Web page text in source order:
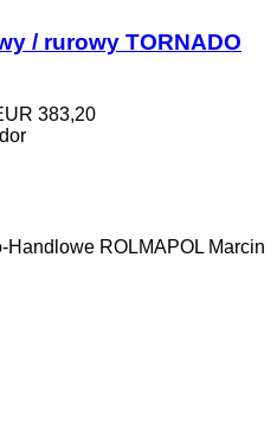
/ rurowy TORNADO
383,20
ROLMAPOL Marcin